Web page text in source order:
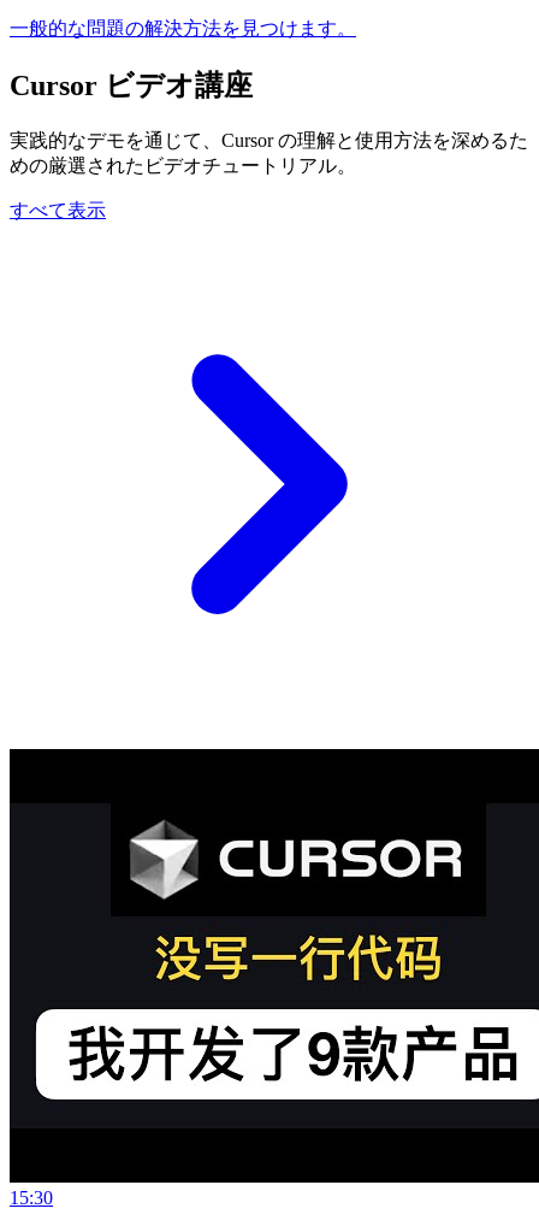
一般的な問題の解決方法を見つけます。
Cursor ビデオ講座
実践的なデモを通じて、Cursor の理解と使用方法を深めるた
めの厳選されたビデオチュートリアル。
すべて表示
15:30